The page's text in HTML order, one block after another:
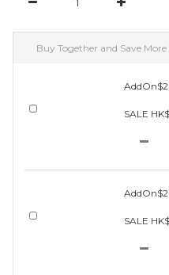
Buy Together and Save More
SALE
SALE